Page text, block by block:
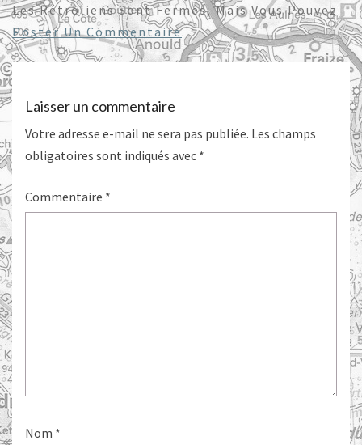
Les Rétroliens Sont Fermés, Mais Vous Pouvez
Poster Un Commentaire.
Laisser un commentaire
Votre adresse e-mail ne sera pas publiée. Les champs
obligatoires sont indiqués avec *
Commentaire *
Nom *